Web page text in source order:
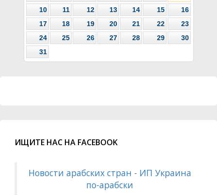
10
11 12 13 14 15
16
17
18 19 20 21 22
23
24
25 26 27 28 29
30
31
ИЩИТЕ НАС НА FACEBOOK
Новости арабских стран - ИП Украина
по-арабски